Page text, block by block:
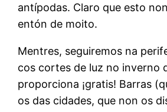
antípodas. Claro que esto
entón de moito.
Mentres, seguiremos na
cos cortes de luz no inverno
proporciona ¡gratis! Barras
os das cidades, que non os